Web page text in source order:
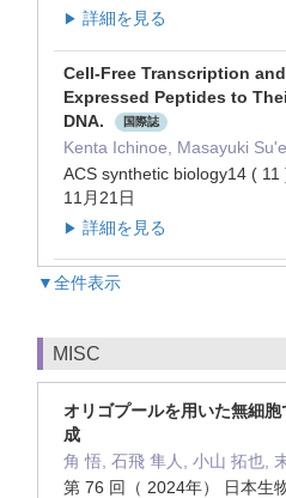
▶ 詳細を見る
Cell-Free Transcription
Expressed Peptides to
DNA.
国際誌
Kenta Ichinoe, Masayuki
ACS synthetic biology14 (
11月21日
▶ 詳細を見る
▼全件表示
MISC
オリゴプールを用いた無細
成
角 悟, 石飛 隼人, 小山 拓也,
第 76 回（ 2024年） 日本生